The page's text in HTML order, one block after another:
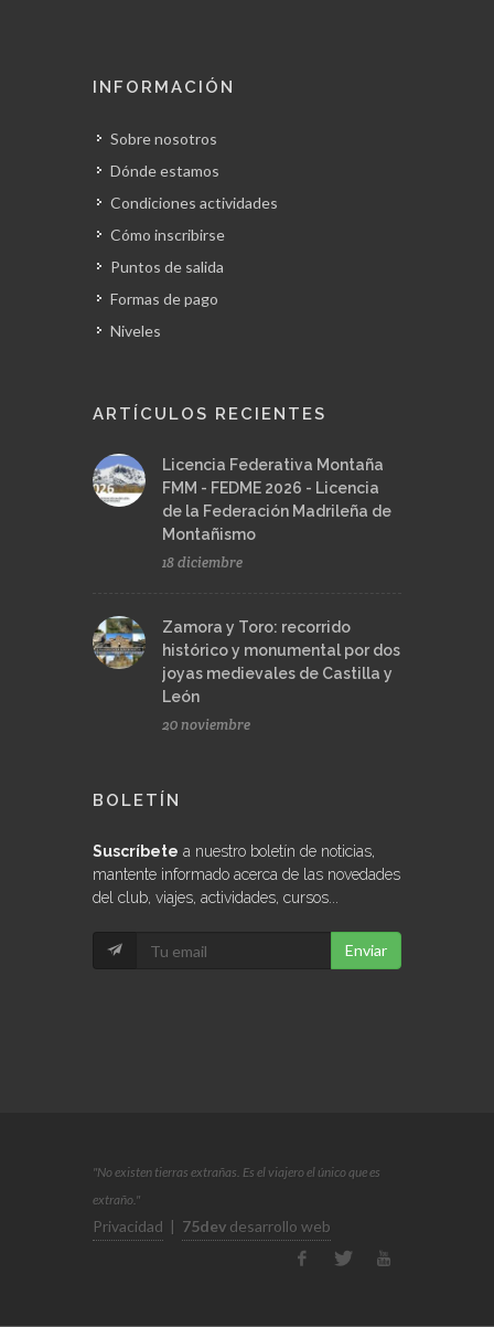
INFORMACIÓN
Sobre nosotros
Dónde estamos
Condiciones actividades
Cómo inscribirse
Puntos de salida
Formas de pago
Niveles
ARTÍCULOS RECIENTES
Licencia Federativa Montaña
FMM - FEDME 2026 - Licencia
de la Federación Madrileña de
Montañismo
18 diciembre
Zamora y Toro: recorrido
histórico y monumental por dos
joyas medievales de Castilla y
León
20 noviembre
BOLETÍN
Suscríbete a nuestro boletín de noticias,
mantente informado acerca de las novedades
del club, viajes, actividades, cursos...
Enviar
"No existen tierras extrañas. Es el viajero el único que es
extraño."
Privacidad | 75dev desarrollo web